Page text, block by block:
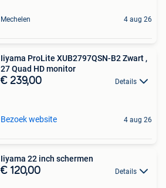
Mechelen 4 aug 26
Iiyama ProLite XUB2797QSN-B2 Zwart ,
27 Quad HD monitor
€ 239,00 Details
Bezoek website 4 aug 26
Iiyama 22 inch schermen
€ 120,00 Details